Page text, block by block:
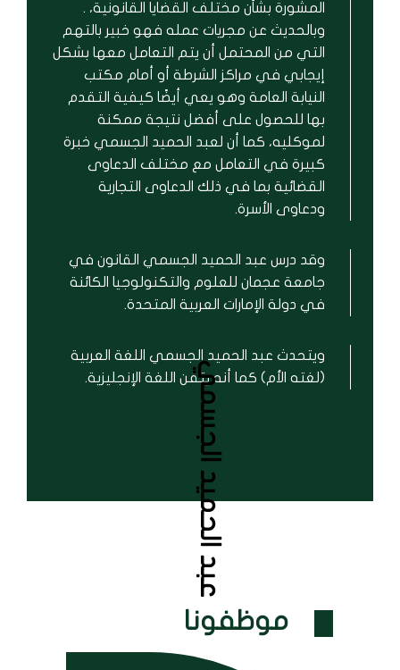
المشورة بشأن مختلف القضايا القانونية، .
وبالحديث عن مجريات عمله فهو خبير بالتهم
التي من المحتمل أن يتم التعامل معها بشكل
إيجابي في مراكز الشرطة أو أمام مكتب
النيابة العامة وهو يعي أيضًا كيفية التقدم
بها للحصول على أفضل نتيجة ممكنة
لموكليه، كما أن لعبد الحميد الجسمي خبرة
كبيرة في التعامل مع مختلف الدعاوى
القضائية بما في ذلك الدعاوى التجارية
ودعاوى الأسرة.
وقد درس عبد الحميد الجسمي القانون في
جامعة عجمان للعلوم والتكنولوجيا الكائنة
في دولة الإمارات العربية المتحدة.
ويتحدث عبد الحميد الجسمي اللغة العربية
(لغته الأم) كما أنه يتقن اللغة الإنجليزية.
عبد الحميد الجسمي
موظفونا